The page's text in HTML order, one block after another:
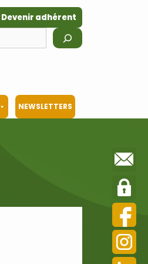
Devenir adhérent
NEWSLETTERS